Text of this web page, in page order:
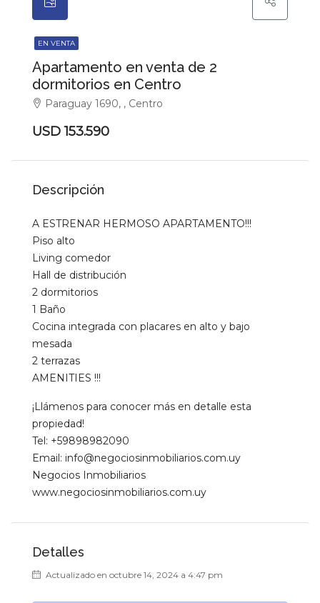
EN VENTA
Apartamento en venta de 2
dormitorios en Centro
Paraguay 1690, , Centro
USD 153.590
Descripción
A ESTRENAR HERMOSO APARTAMENTO!!!
Piso alto
Living comedor
Hall de distribución
2 dormitorios
1 Baño
Cocina integrada con placares en alto y bajo
mesada
2 terrazas
AMENITIES !!!
¡Llámenos para conocer más en detalle esta
propiedad!
Tel: +59898982090
Email: info@negociosinmobiliarios.com.uy
Negocios Inmobiliarios
www.negociosinmobiliarios.com.uy
Detalles
Actualizado en octubre 14, 2024 a 4:47 pm